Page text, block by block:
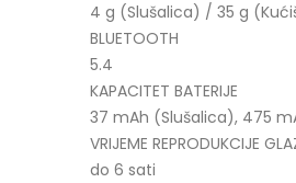
4 g (Slušalica) / 35 g
BLUETOOTH
5.4
KAPACITET BATERIJE
37 mAh (Slušalica), 475
VRIJEME REPRODUKCIJE
do 6 sati